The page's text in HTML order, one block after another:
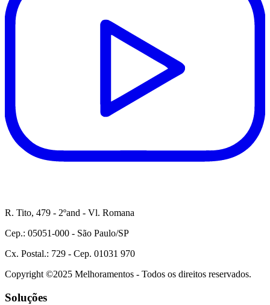
R. Tito, 479 - 2ºand - Vl. Romana
Cep.: 05051-000 - São Paulo/SP
Cx. Postal.: 729 - Cep. 01031 970
Copyright ©2025 Melhoramentos - Todos os direitos reservados.
Soluções